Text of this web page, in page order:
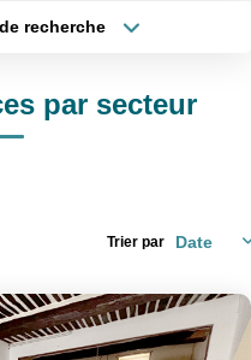
recherche
Budget max
par secteur
Trier par